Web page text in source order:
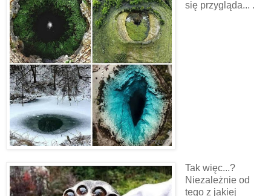
się przygląda... .
Tak więc...?
Niezależnie od
tego z jakiej